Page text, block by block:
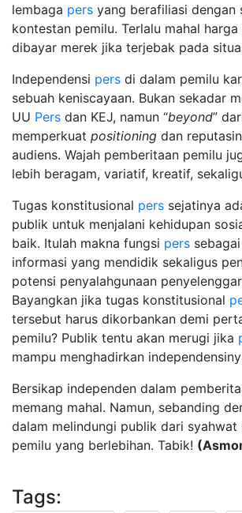
lembaga pers yang berafiliasi dengan
kontestan pemilu. Terlalu mahal
dibayar merek jika terjebak pada
Independensi pers di dalam pemilu
sebuah keniscayaan. Bukan sekadar
UU Pers dan KEJ, namun “beyond”
memperkuat positioning dan
audiens. Wajah pemberitaan pemilu
lebih beragam, variatif, kreatif,
Tugas konstitusional pers sejatinya
publik untuk menjalani kehidupan
baik. Itulah makna fungsi pers
informasi yang mendidik sekaligus
potensi penyalahgunaan
Bayangkan jika tugas konstitusional
tersebut harus dikorbankan demi
pemilu? Publik tentu akan merugi jika
mampu menghadirkan
Bersikap independen dalam
memang mahal. Namun, sebanding
dalam melindungi publik dari
pemilu yang berlebihan. Tabik!
Tags: